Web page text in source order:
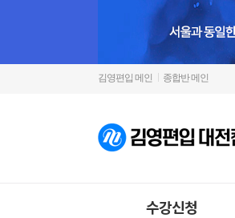
김영편입 메인 종합반 메인
수강신청